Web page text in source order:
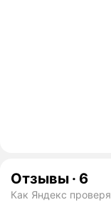
Отзывы · 6
Как Яндекс